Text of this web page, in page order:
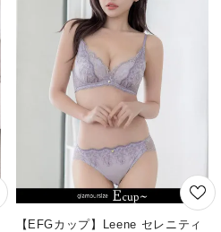
【EFGカップ】Leene セレニティ